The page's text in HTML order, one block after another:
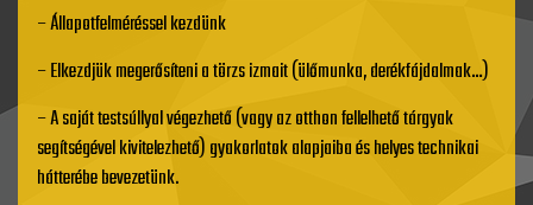
– Állapotfelméréssel kezdünk
– Elkezdjük megerősíteni a törzs izmait (ülőmunka, derékfájdalmak…)
– A saját testsúllyal végezhető (vagy az otthon fellelhető tárgyak
segítségével kivitelezhető) gyakorlatok alapjaiba és helyes technikai
hátterébe bevezetünk.